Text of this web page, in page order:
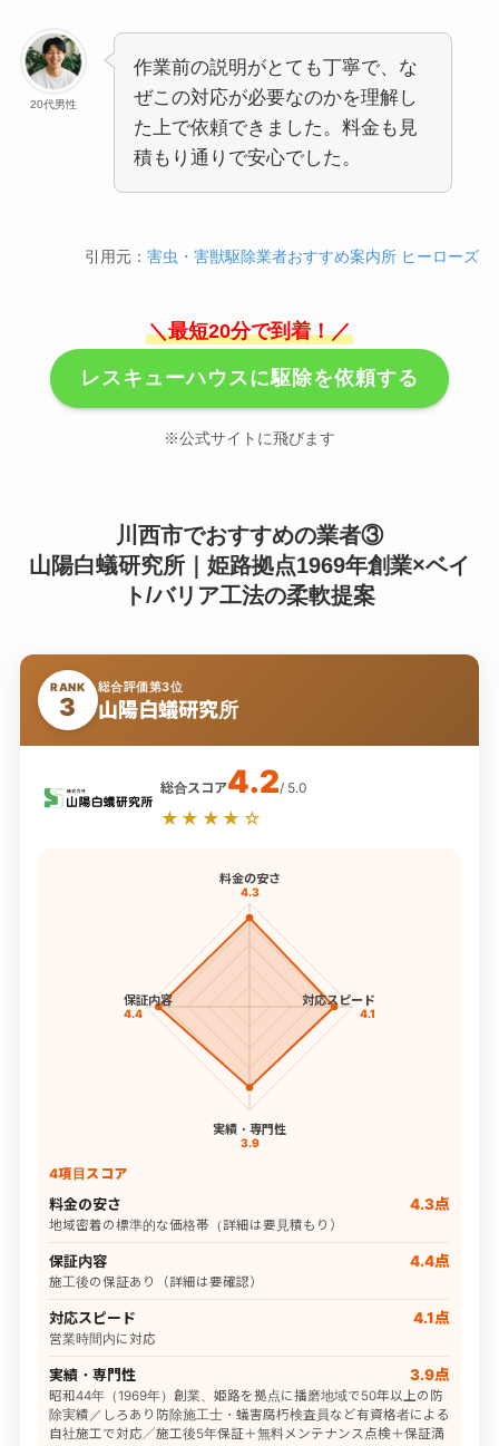
20代男性
作業前の説明がとても丁寧で、な
ぜこの対応が必要なのかを理解し
た上で依頼できました。料金も見
積もり通りで安心でした。
引用元：害虫・害獣駆除業者おすすめ案内所 ヒーローズ
＼最短20分で到着！／
レスキューハウスに駆除を依頼する
※公式サイトに飛びます
川西市でおすすめの業者③
山陽白蟻研究所｜姫路拠点1969年創業×ベイ
ト/バリア工法の柔軟提案
RANK
3
総合評価第3位
山陽白蟻研究所
総合スコア4.2/ 5.0
★★★★☆
料金の安さ
4.3
対応スピード
4.1
実績・専門性
3.9
保証内容
4.4
4項目スコア
料金の安さ 4.3点
地域密着の標準的な価格帯（詳細は要見積もり）
保証内容 4.4点
施工後の保証あり（詳細は要確認）
対応スピード 4.1点
営業時間内に対応
実績・専門性 3.9点
昭和44年（1969年）創業、姫路を拠点に播磨地域で50年以上の防
除実績／しろあり防除施工士・蟻害腐朽検査員など有資格者による
自社施工で対応／施工後5年保証＋無料メンテナンス点検＋保証満